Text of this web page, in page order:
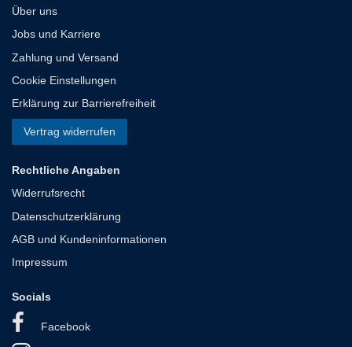
Über uns
Jobs und Karriere
Zahlung und Versand
Cookie Einstellungen
Erklärung zur Barrierefreiheit
Vertrag widerrufen
Rechtliche Angaben
Widerrufsrecht
Datenschutzerklärung
AGB und Kundeninformationen
Impressum
Socials
Facebook